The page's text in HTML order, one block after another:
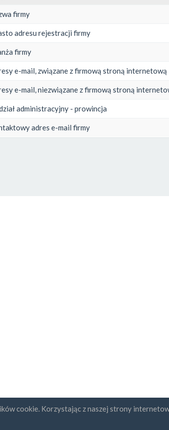
firmy
adresu rejestracji firmy
firmy
e-mail, związane z firmową stroną internetową
e-mail, niezwiązane z firmową stroną
administracyjny - prowincja
adres e-mail firmy
cookie. Korzystając z naszej strony